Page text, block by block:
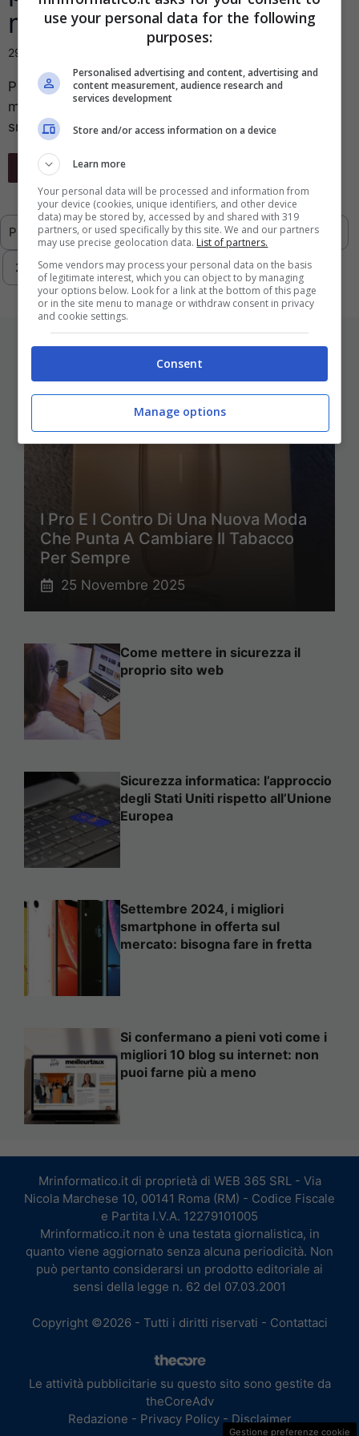
mondiale della tecnologia
29 Dicembre 2016
Per 3 giorni Las Vegas sarà la sede della fiera
mondiale della tecnologia. Saranno presentati nuovi
smart TV, auto intelligenti e ...
Leggi Tutto
Previous 1 … 288 289 290 291
292 293 Next
I Pro E I Contro Di Una Nuova Moda
Che Punta A Cambiare Il Tabacco
Per Sempre
25 Novembre 2025
Come mettere in sicurezza il
proprio sito web
Sicurezza informatica: l’approccio
degli Stati Uniti rispetto all’Unione
Europea
Settembre 2024, i migliori
smartphone in offerta sul
mercato: bisogna fare in fretta
Si confermano a pieni voti come i
migliori 10 blog su internet: non
puoi farne più a meno
Mrinformatico.it di proprietà di WEB 365 SRL - Via
Nicola Marchese 10, 00141 Roma (RM) - Codice Fiscale
e Partita I.V.A. 12279101005
Mrinformatico.it non è una testata giornalistica, in
quanto viene aggiornato senza alcuna periodicità. Non
può pertanto considerarsi un prodotto editoriale ai
sensi della legge n. 62 del 07.03.2001
Copyright ©2026 - Tutti i diritti riservati - Contattaci
Le attività pubblicitarie su questo sito sono gestite da
theCoreAdv
Redazione - Privacy Policy- Disclaimer
Gestione preferenze cookie
use your personal data for the following
purposes:
Personalised advertising and content, advertising and
content measurement, audience research and
services development
Store and/or access information on a device
Learn more
Your personal data will be processed and information from
your device (cookies, unique identifiers, and other device
data) may be stored by, accessed by and shared with 319
partners, or used specifically by this site. We and our partners
may use precise geolocation data. List of partners.
Some vendors may process your personal data on the basis
of legitimate interest, which you can object to by managing
your options below. Look for a link at the bottom of this page
or in the site menu to manage or withdraw consent in privacy
and cookie settings.
Consent
Manage options